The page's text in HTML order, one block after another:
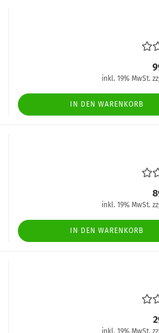
inkl. 19% MwSt.
IN DEN WARENKORB
inkl. 19% MwSt.
IN DEN WARENKORB
inkl. 19% MwSt.